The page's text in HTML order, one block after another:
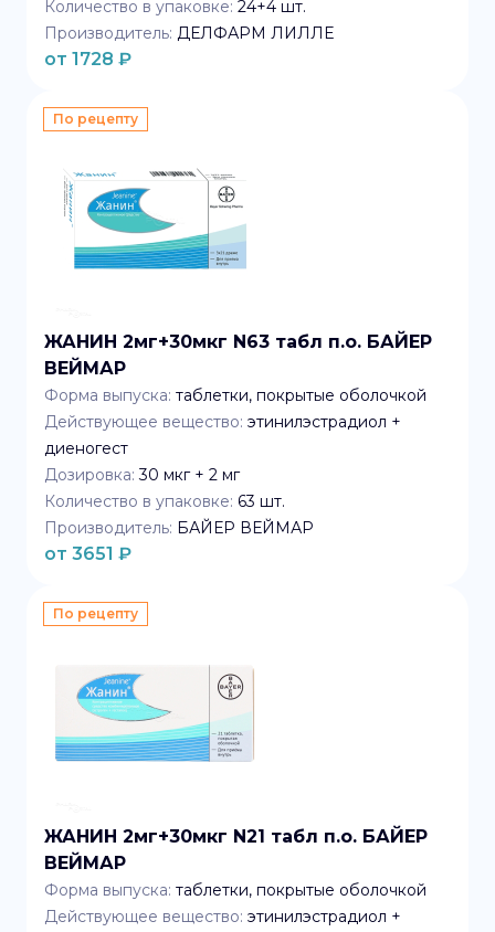
Количество в упаковке: 24+4 шт.
Производитель: ДЕЛФАРМ ЛИЛЛЕ
от 1728 ₽
По рецепту
ЖАНИН 2мг+30мкг N63 табл п.о. БАЙЕР
ВЕЙМАР
Форма выпуска: таблетки, покрытые оболочкой
Действующее вещество: этинилэстрадиол +
диеногест
Дозировка: 30 мкг + 2 мг
Количество в упаковке: 63 шт.
Производитель: БАЙЕР ВЕЙМАР
от 3651 ₽
По рецепту
ЖАНИН 2мг+30мкг N21 табл п.о. БАЙЕР
ВЕЙМАР
Форма выпуска: таблетки, покрытые оболочкой
Действующее вещество: этинилэстрадиол +